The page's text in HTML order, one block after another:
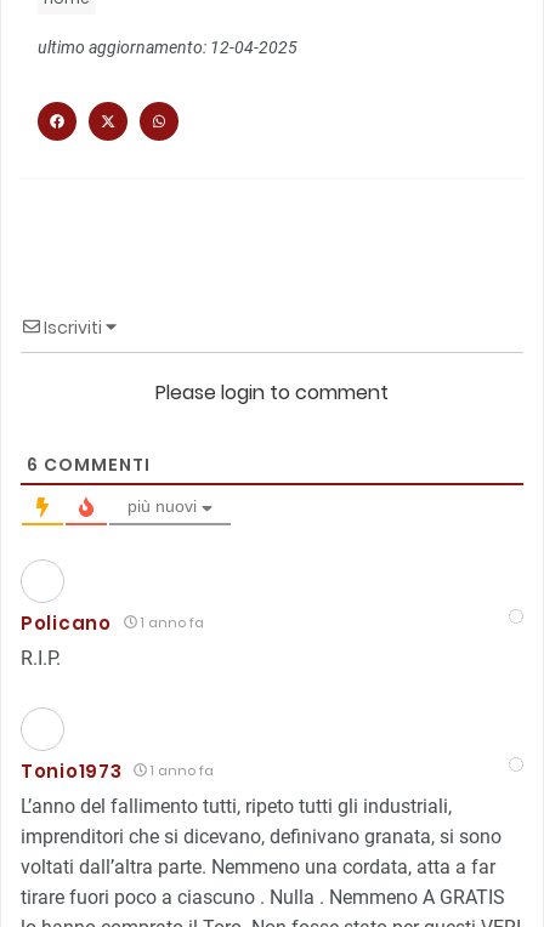
ultimo aggiornamento: 12-04-2025
Iscriviti
Please login to comment
6 COMMENTI
più nuovi
Policano 1 anno fa
R.I.P.
Tonio1973 1 anno fa
L’anno del fallimento tutti, ripeto tutti gli industriali,
imprenditori che si dicevano, definivano granata, si sono
voltati dall’altra parte. Nemmeno una cordata, atta a far
tirare fuori poco a ciascuno . Nulla . Nemmeno A GRATIS